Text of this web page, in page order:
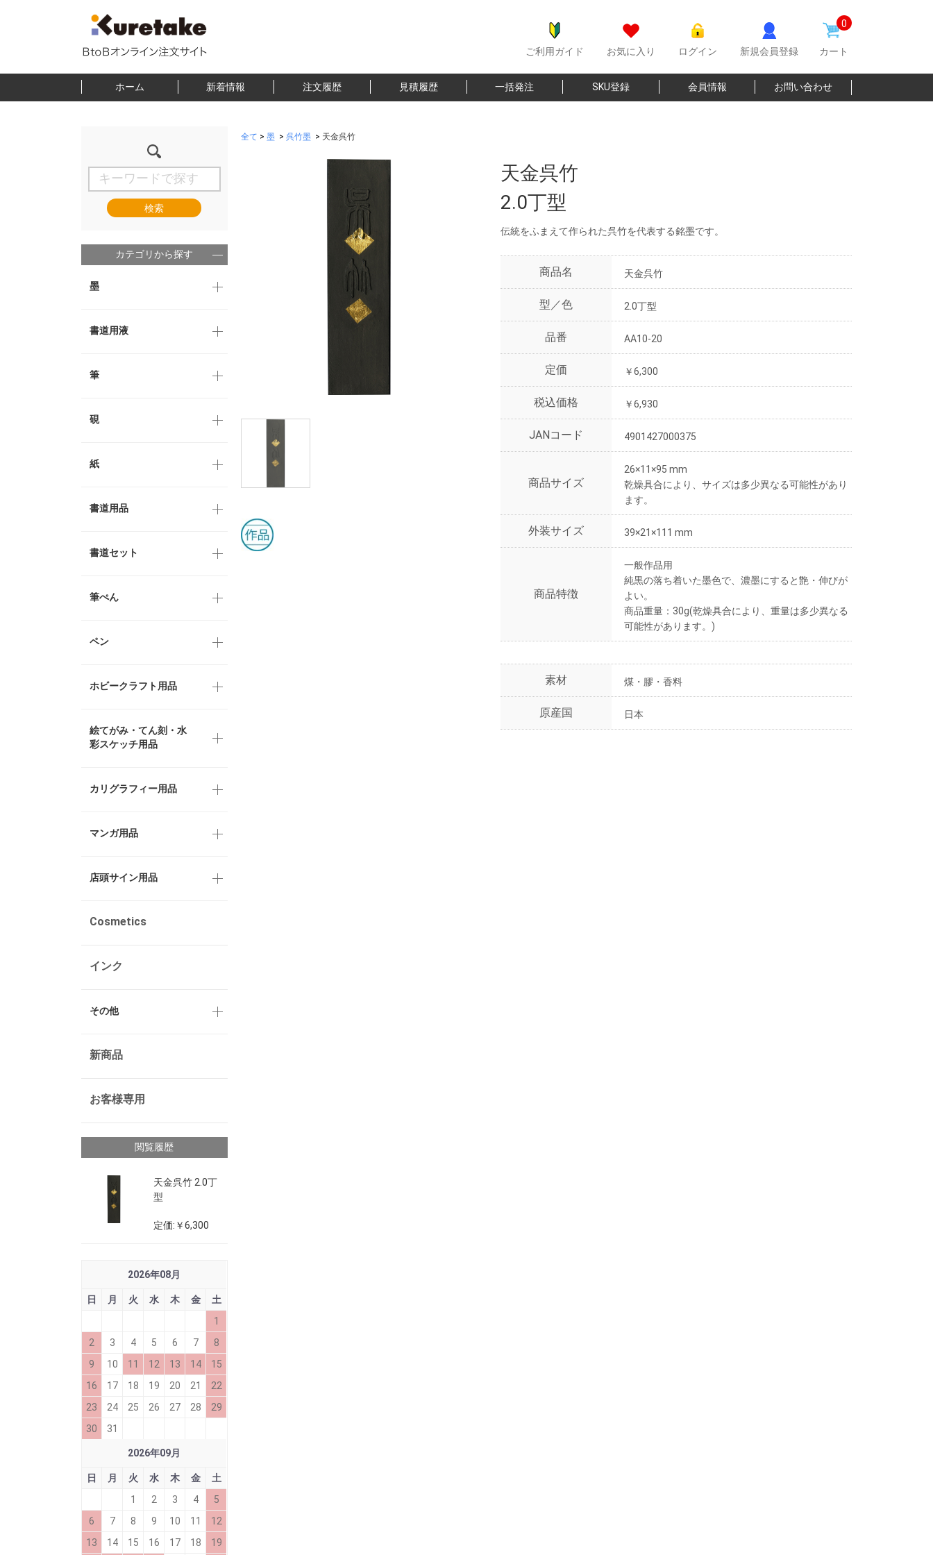
ご利用ガイド お気に入り ログイン 新規会員登録
0
カート
ホーム 新着情報 注文履歴 見積履歴 一括発注 SKU登録 会員情報 お問い合わせ
検索
カテゴリから探す
墨
書道用液
筆
硯
紙
書道用品
書道セット
筆ぺん
ペン
ホビークラフト用品
絵てがみ・てん刻・水
彩スケッチ用品
カリグラフィー用品
マンガ用品
店頭サイン用品
Cosmetics
インク
その他
新商品
お客様専用
閲覧履歴
天金呉竹 2.0丁
型
定価:￥6,300
2026年08月
日 月 火 水 木 金
土
1
2
3 4 5 6 7
8
9
10 11 12 13 14
15
16
17 18 19 20 21
22
23
24 25 26 27 28
29
30
31
2026年09月
日 月 火 水 木 金
土
1
2 3 4
5
6
7 8 9 10 11
12
13
14 15 16 17 18 19
全て > 墨 > 呉竹墨 > 天金呉竹
天金呉竹
2.0丁型
伝統をふまえて作られた呉竹を代表する銘墨です。
商品名 天金呉竹
型／色 2.0丁型
品番 AA10-20
定価 ￥6,300
税込価格 ￥6,930
JANコード 4901427000375
商品サイズ
26×11×95 mm
乾燥具合により、サイズは多少異なる可能性があり
ます。
外装サイズ 39×21×111 mm
商品特徴
一般作品用
純黒の落ち着いた墨色で、濃墨にすると艶・伸びが
よい。
商品重量：30g(乾燥具合により、重量は多少異なる
可能性があります。)
素材 煤・膠・香料
原産国 日本